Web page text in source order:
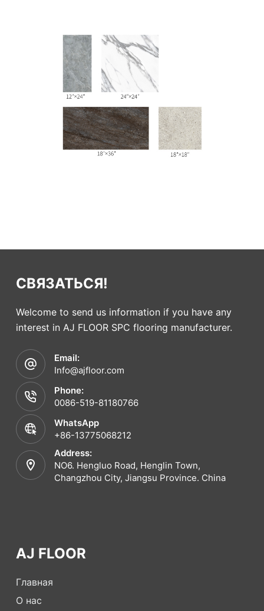
СВЯЗАТЬСЯ!
Welcome to send us information if you have any
interest in AJ FLOOR SPC flooring manufacturer.
Email:
Info@ajfloor.com
Phone:
0086-519-81180766
WhatsApp
+86-13775068212
Address:
NO6. Hengluo Road, Henglin Town,
Changzhou City, Jiangsu Province. China
AJ FLOOR
Главная
О нас